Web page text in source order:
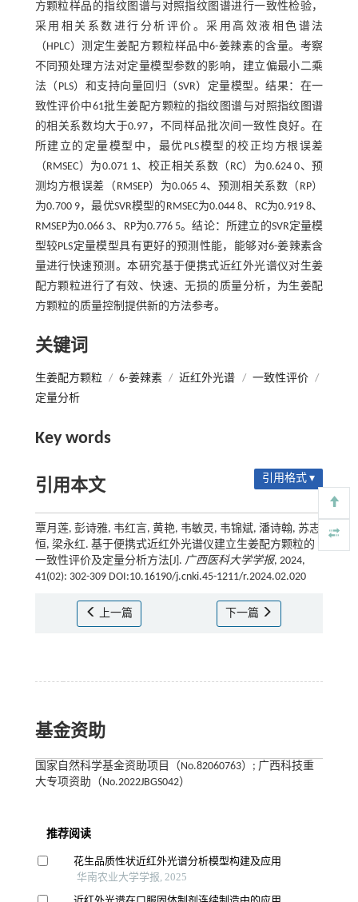
方颗粒样品的指纹图谱与对照指纹图谱进行一致性检验，
采用相关系数进行分析评价。采用高效液相色谱法
（HPLC）测定生姜配方颗粒样品中6-姜辣素的含量。考察
不同预处理方法对定量模型参数的影响，建立偏最小二乘
法（PLS）和支持向量回归（SVR）定量模型。结果：在一
致性评价中61批生姜配方颗粒的指纹图谱与对照指纹图谱
的相关系数均大于0.97，不同样品批次间一致性良好。在
所建立的定量模型中，最优PLS模型的校正均方根误差
（RMSEC）为0.071 1、校正相关系数（RC）为0.624 0、预
测均方根误差（RMSEP）为0.065 4、预测相关系数（RP）
为0.700 9，最优SVR模型的RMSEC为0.044 8、RC为0.919 8、
RMSEP为0.066 3、RP为0.776 5。结论：所建立的SVR定量模
型较PLS定量模型具有更好的预测性能，能够对6-姜辣素含
量进行快速预测。本研究基于便携式近红外光谱仪对生姜
配方颗粒进行了有效、快速、无损的质量分析，为生姜配
方颗粒的质量控制提供新的方法参考。
关键词
生姜配方颗粒 / 6-姜辣素 / 近红外光谱 / 一致性评价 /
定量分析
Key words
引用本文 引用格式 ▾
覃月莲, 彭诗雅, 韦红言, 黄艳, 韦敏灵, 韦锦斌, 潘诗翰, 苏志
恒, 梁永红. 基于便携式近红外光谱仪建立生姜配方颗粒的
一致性评价及定量分析方法[J]. 广西医科大学学报, 2024,
41(02): 302-309 DOI:10.16190/j.cnki.45-1211/r.2024.02.020
上一篇 下一篇
基金资助
国家自然科学基金资助项目（No.82060763）; 广西科技重
大专项资助（No.2022JBGS042）